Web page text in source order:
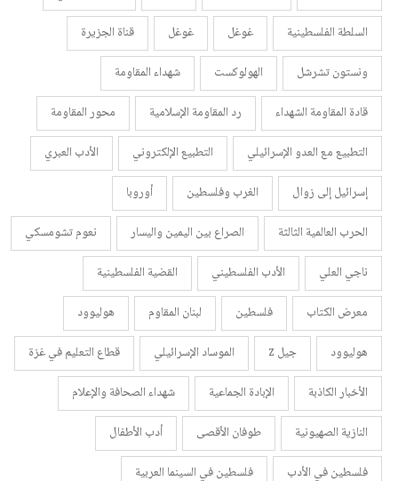
السلطة الفلسطينية
غوغل غوغل
قناة الجزيرة
ونستون تشرشل
الهولوكست
شهداء المقاومة
قادة المقاومة الشهداء
رد المقاومة الإسلامية
محور المقاومة
التطبيع مع العدو الإسرائيلي
التطبيع الإلكتروني
الأدب العبري
إسرائيل إلى زوال
الغرب وفلسطين
أوروبا
الحرب العالمية الثالثة
الصراع بين اليمين واليسار
نعوم تشومسكي
ناجي العلي
الأدب الفلسطيني
القضية الفلسطينية
معرض الكتاب
فلسطين لبنان المقاوم
هوليوود
هوليوود
جيل z الموساد الإسرائيلي
قطاع التعليم في غزة
الأخبار الكاذبة
الإبادة الجماعية
شهداء الصحافة والإعلام
النازية الصهيونية
طوفان الأقصى
أدب الأطفال
فلسطين في الأدب
فلسطين في السينما العربية